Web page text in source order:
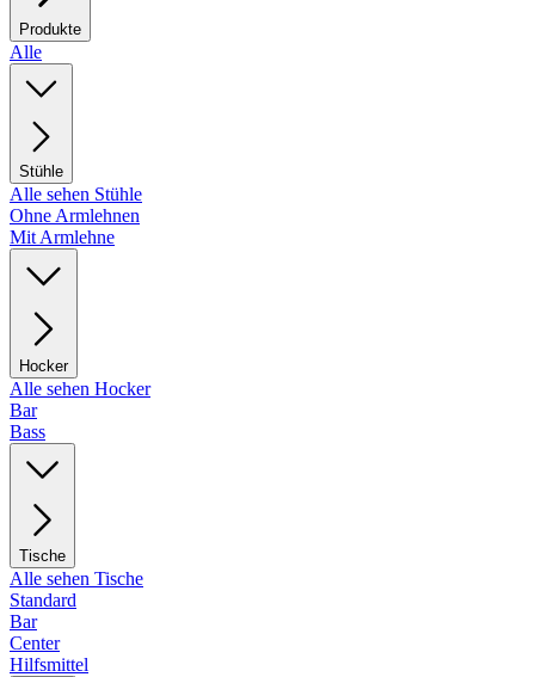
Produkte
Alle
Stühle
Alle sehen Stühle
Ohne Armlehnen
Mit Armlehne
Hocker
Alle sehen Hocker
Bar
Bass
Tische
Alle sehen Tische
Standard
Bar
Center
Hilfsmittel